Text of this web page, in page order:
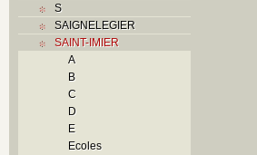
S
SAIGNELEGIER
SAINT-IMIER
A
B
C
D
E
Ecoles